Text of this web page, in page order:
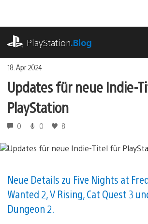
springen
PlayStation.Blog
18. Apr 2024
Updates für neue Indie-
PlayStation
0 0 8
Neue Details zu Five Nights at
Wanted 2, V Rising, Cat Quest 3
Dungeon 2.